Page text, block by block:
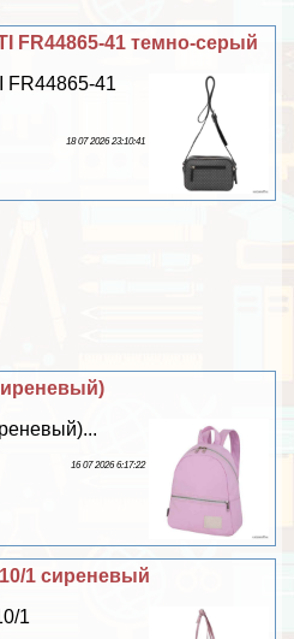
FR44865-41 темно-серый
FR44865-41
18 07 2026 23:10:41
16 07 2026 6:17:22
1 сиреневый
1